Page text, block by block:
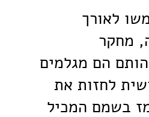
לאורך
מחקר
הם מגלמים
לחזות את
בשמם המכיל